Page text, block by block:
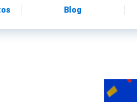
Blog